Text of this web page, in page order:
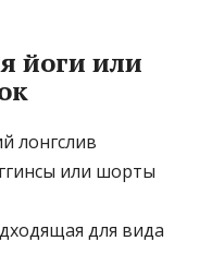
йоги или
лонгслив
или шорты
для вида